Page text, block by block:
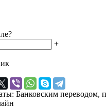
+
Банковским переводом,